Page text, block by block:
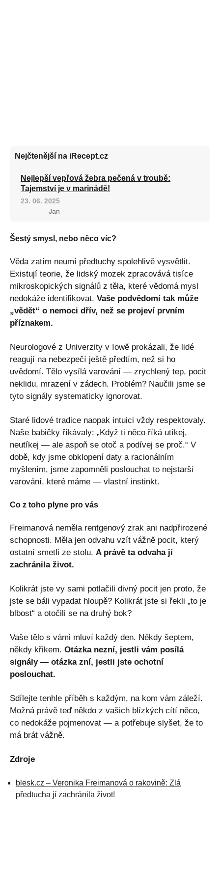
Nejčtenější na iRecept.cz
Nejlepší vepřová žebra pečená v troubě:
Tajemství je v marinádě!
23. 06. 2025
Jan
Šestý smysl, nebo něco víc?
Věda zatím neumí předtuchy spolehlivě vysvětlit.
Existují teorie, že lidský mozek zpracovává tisíce
mikroskopických signálů z těla, které vědomá mysl
nedokáže identifikovat. Vaše podvědomí tak může
„vědět“ o nemoci dřív, než se projeví prvním
příznakem.
Neurologové z Univerzity v Iowě prokázali, že lidé
reagují na nebezpečí ještě předtím, než si ho
uvědomí. Tělo vysílá varování — zrychlený tep, pocit
neklidu, mrazení v zádech. Problém? Naučili jsme se
tyto signály systematicky ignorovat.
Staré lidové tradice naopak intuici vždy respektovaly.
Naše babičky říkávaly: „Když ti něco říká utíkej,
neutíkej — ale aspoň se otoč a podívej se proč.“ V
době, kdy jsme obklopení daty a racionálním
myšlením, jsme zapomněli poslouchat to nejstarší
varování, které máme — vlastní instinkt.
Co z toho plyne pro vás
Freimanová neměla rentgenový zrak ani nadpřirozené
schopnosti. Měla jen odvahu vzít vážně pocit, který
ostatní smetli ze stolu. A právě ta odvaha jí
zachránila život.
Kolikrát jste vy sami potlačili divný pocit jen proto, že
jste se báli vypadat hloupě? Kolikrát jste si řekli „to je
blbost“ a otočili se na druhý bok?
Vaše tělo s vámi mluví každý den. Někdy šeptem,
někdy křikem. Otázka nezní, jestli vám posílá
signály — otázka zní, jestli jste ochotní
poslouchat.
Sdílejte tenhle příběh s každým, na kom vám záleží.
Možná právě teď někdo z vašich blízkých cítí něco,
co nedokáže pojmenovat — a potřebuje slyšet, že to
má brát vážně.
Zdroje
blesk.cz – Veronika Freimanová o rakovině: Zlá
předtucha jí zachránila život!